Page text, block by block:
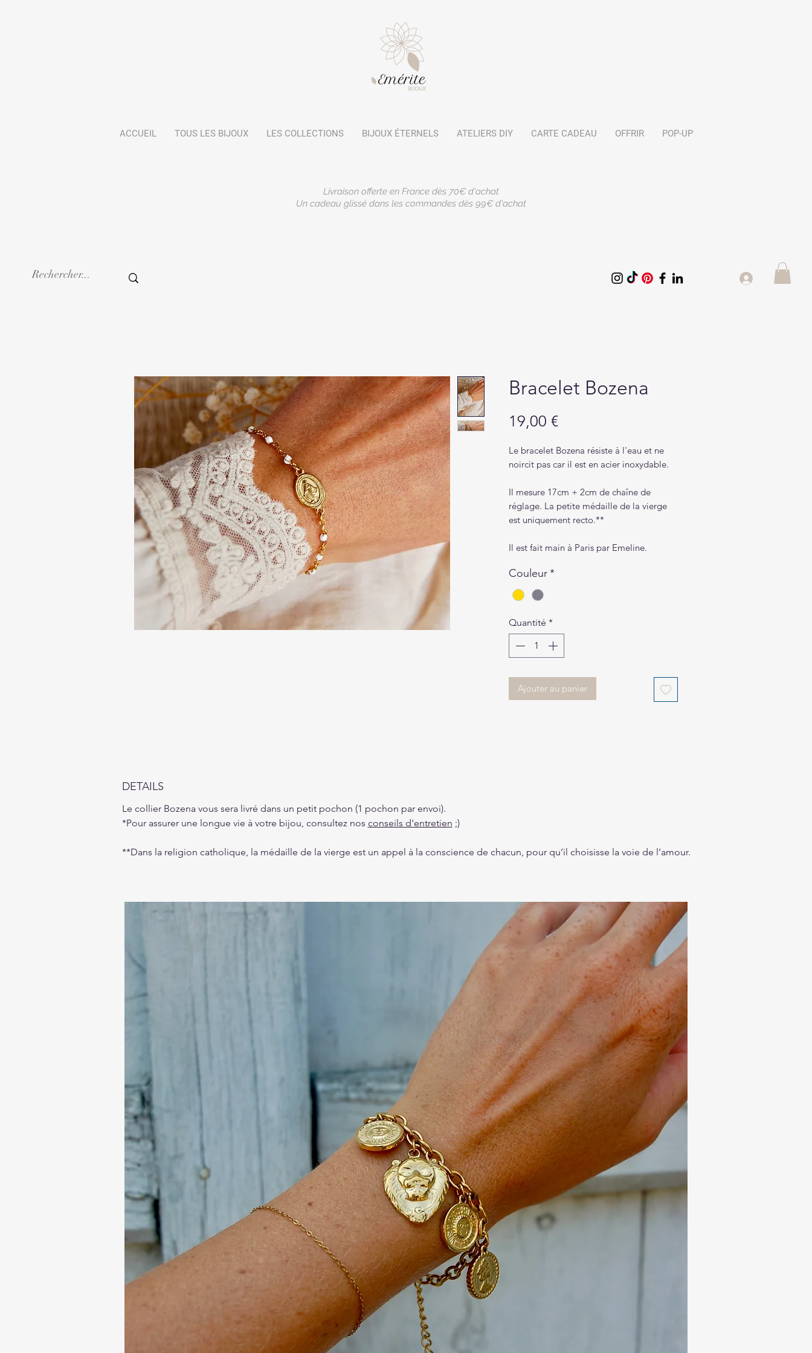
Livraison offerte en France dès 70€ d'achat
Un cadeau glissé dans les commandes dès 99€ d'achat
ACCUEIL TOUS LES BIJOUX LES COLLECTIONS BIJOUX ÉTERNELS ATELIERS DIY CARTE CADEAU OFFRIR POP-UP
Bracelet Bozena
19,00 €Prix
Le bracelet Bozena résiste à l'eau et ne
noircit pas car il est en acier inoxydable.
Il mesure 17cm + 2cm de chaîne de
réglage. La petite médaille de la vierge
est uniquement recto.**
Il est fait main à Paris par Emeline.
Couleur*
Quantité *
Ajouter au panier
DETAILS
Le collier Bozena vous sera livré dans un petit pochon (1 pochon par envoi).
*Pour assurer une longue vie à votre bijou, consultez nos conseils d'entretien ;)
**Dans la religion catholique, la médaille de la vierge est un appel à la conscience de chacun, pour qu’il choisisse la voie de l’amour.